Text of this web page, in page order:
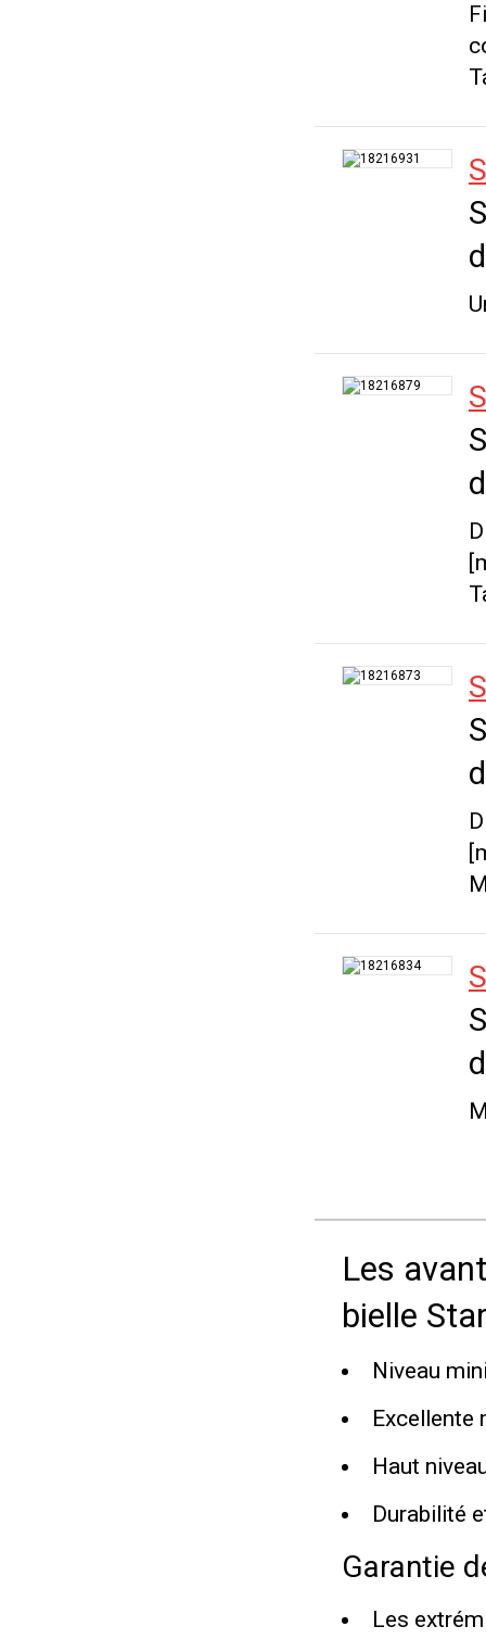
Les
bielle
Niveau
Excellente
Haut
Durabilité
Garantie
Les